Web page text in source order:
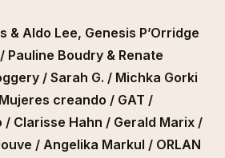
& Aldo Lee, Genesis P’Orridge
Pauline Boudry & Renate
/ Sarah G. / Michka Gorki
creando / GAT /
Clarisse Hahn / Gerald Marix /
/ Angelika Markul / ORLAN